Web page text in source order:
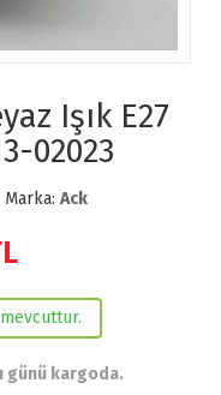
Işık E27
02023
Marka: Ack
günü kargoda.